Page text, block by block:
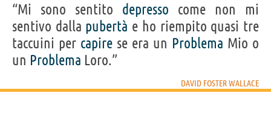
“Mi sono sentito depresso come non mi
sentivo dalla pubertà e ho riempito quasi tre
taccuini per capire se era un Problema Mio o
un Problema Loro.”
DAVID FOSTER WALLACE